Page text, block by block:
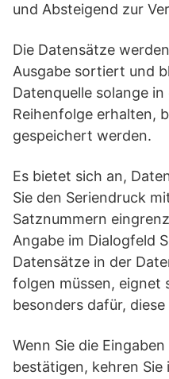
und Absteigend zur
Die Datensätze
Ausgabe sortiert und
Datenquelle solange
Reihenfolge erhalten,
gespeichert werden.
Es bietet sich an,
Sie den Seriendruck
Satznummern
Angabe im Dialogfeld
Datensätze in der
folgen müssen, eignet
besonders dafür,
Wenn Sie die
bestätigen, kehren Sie